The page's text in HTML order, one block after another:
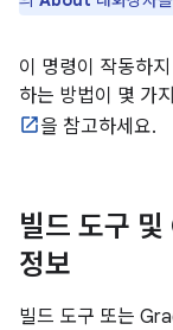
이 명령이 작동하
하는 방법이 몇 가
을 참고하세요.
빌드 도구
정보
빌드 도구 또는